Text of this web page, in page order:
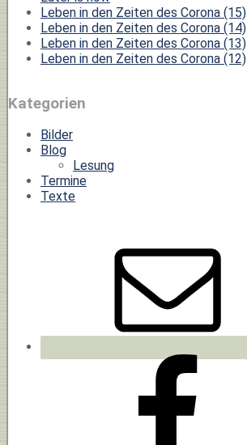
Leben in den Zeiten des Corona (15)
Leben in den Zeiten des Corona (14)
Leben in den Zeiten des Corona (13)
Leben in den Zeiten des Corona (12)
Kategorien
Bilder
Blog
Lesung
Termine
Texte